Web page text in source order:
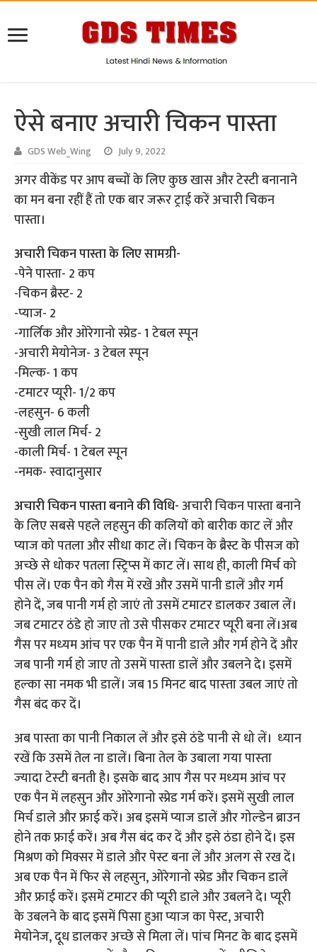
ऐसे बनाए अचारी चिकन पास्ता
GDS Web_Wing July 9, 2022
अगर वीकेंड पर आप बच्चों के लिए कुछ खास और टेस्टी बनानाने
का मन बना रहीं हैं तो एक बार जरूर ट्राई करें अचारी चिकन
पास्ता।
अचारी चिकन पास्ता के लिए सामग्री-
-पेने पास्ता- 2 कप
-चिकन ब्रैस्ट- 2
-प्याज- 2
-गार्लिक और ओरेगानो स्प्रेड- 1 टेबल स्‍पून
-अचारी मेयोनेज- 3 टेबल स्‍पून
-मिल्‍क- 1 कप
-टमाटर प्यूरी- 1/2 कप
-लहसुन- 6 कली
-सुखी लाल मिर्च- 2
-काली मिर्च- 1 टेबल स्‍पून
-नमक- स्वादानुसार
अचारी चिकन पास्ता बनाने की विधि-अचारी चिकन पास्ता बनाने
के लिए सबसे पहले लहसुन की कलियों को बारीक काट लें और
प्याज को पतला और सीधा काट लें। चिकन के ब्रैस्ट के पीसज को
अच्‍छे से धोकर पतला स्ट्रिप्स में काट लें। साथ ही, काली मिर्च को
पीस लें। एक पैन को गैस में रखें और उसमें पानी डालें और गर्म
होने दें, जब पानी गर्म हो जाएं तो उसमें टमाटर डालकर उबाल लें।
जब टमाटर ठंडे हो जाए तो उसे पीसकर टमाटर प्यूरी बना लें।अब
गैस पर मध्‍यम आंच पर एक पैन में पानी डाले और गर्म होने दें और
जब पानी गर्म हो जाए तो उसमें पास्ता डालें और उबलने दे। इसमें
हल्‍का सा नमक भी डालें। जब 15 मिनट बाद पास्‍ता उबल जाएं तो
गैस बंद कर दें।
अब पास्ता का पानी निकाल लें और इसे ठंडे पानी से धो लें। ध्‍यान
रखें कि उसमें तेल ना डालें। बिना तेल के उबाला गया पास्‍ता
ज्‍यादा टेस्‍टी बनती है। इसके बाद आप गैस पर मध्‍यम आंच पर
एक पैन में लहसुन और ओरेगानो स्प्रेड गर्म करें। इसमें सुखी लाल
मिर्च डाले और फ्राई करें। अब इसमें प्याज डालें और गोल्‍डेन ब्राउन
होने तक फ्राई करें। अब गैस बंद कर दें और इसे ठंडा होने दें। इस
मिश्रण को मिक्सर में डाले और पेस्ट बना लें और अलग से रख दें।
अब एक पैन में फिर से लहसुन, ओरेगानो स्प्रेड और चिकन डालें
और फ्राई करें। इसमें टमाटर की प्यूरी डाले और उबलने दे। प्यूरी
के उबलने के बाद इसमें पिसा हुआ प्याज का पेस्ट, अचारी
मेयोनेज, दूध डालकर अच्छे से मिला लें। पांच मिनट के बाद इसमें